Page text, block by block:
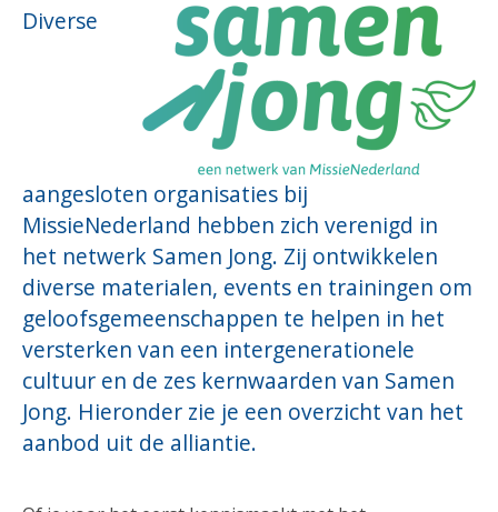
Diverse
aangesloten organisaties bij
MissieNederland hebben zich verenigd in
het netwerk Samen Jong. Zij ontwikkelen
diverse materialen, events en trainingen om
geloofsgemeenschappen te helpen in het
versterken van een intergenerationele
cultuur en de zes kernwaarden van Samen
Jong. Hieronder zie je een overzicht van het
aanbod uit de alliantie.